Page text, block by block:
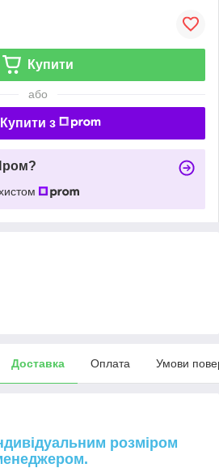
Купити
або
Купити з
Доставка Оплата Умови
розміром